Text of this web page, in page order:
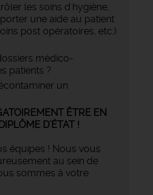
les soins d'hygiène,
une aide au patient
post opératoires, etc.)
médico-
patients ?
un
ÊTRE EN
D’ÉTAT !
équipes ! Nous vous
au sein de
sommes à votre